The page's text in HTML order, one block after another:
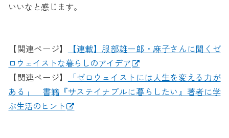
いいなと感じます。
【関連ページ】
【連載】服部雄一郎・麻子さんに聞くゼ
ロウェイストな暮らしのアイデア
【関連ページ】
「ゼロウェイストには人生を変える力が
ある」 書籍『サステイナブルに暮らしたい』著者に学
ぶ生活のヒント